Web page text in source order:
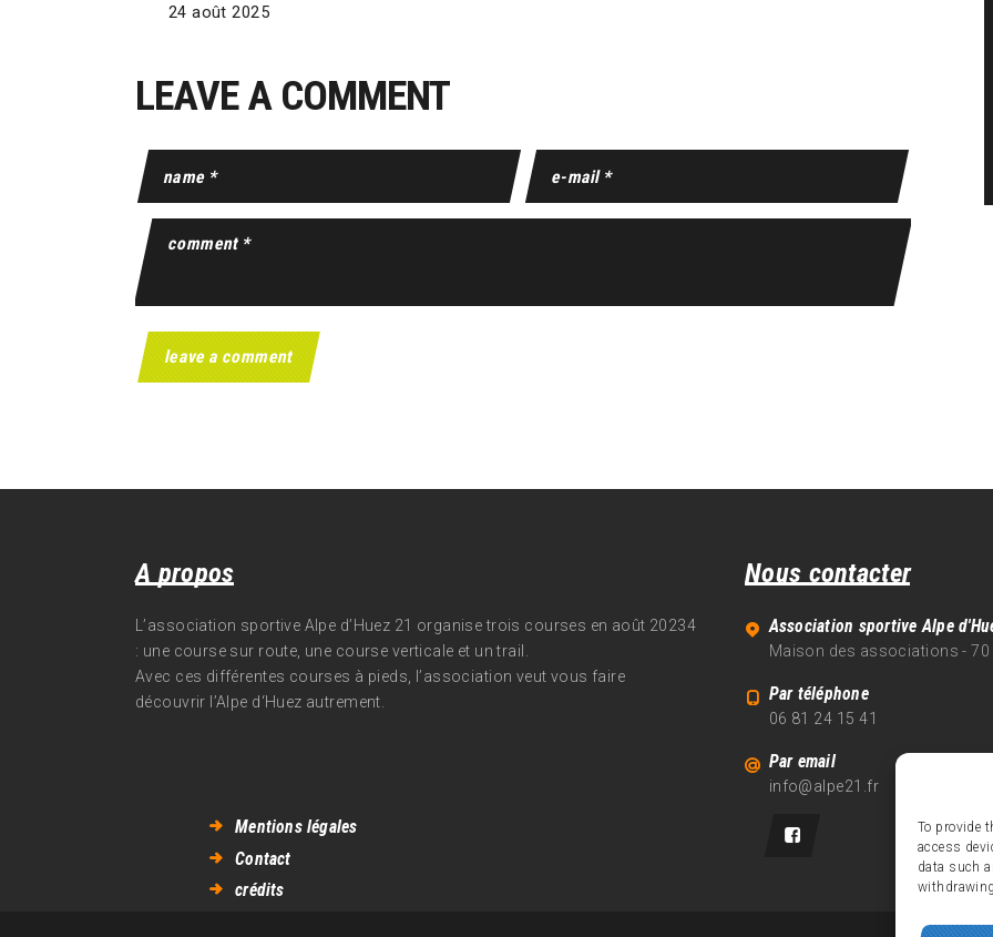
To provide
access
data such
24 août 2025
LEAVE A COMMENT
A propos
L’association sportive Alpe d’Huez 21 organise trois courses en août 20234
: une course sur route, une course verticale et un trail.
Avec ces différentes courses à pieds, l’association veut vous faire
découvrir l’Alpe d‘Huez autrement.
Nous contacter
Association sportive Alpe
Maison des associations - 70
Par téléphone
06 81 24 15 41
Par email
info@alpe21.fr
Mentions légales
Contact
crédits